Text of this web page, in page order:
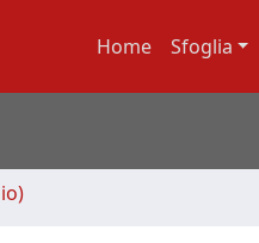
Home Sfoglia